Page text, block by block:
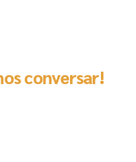
conversar!